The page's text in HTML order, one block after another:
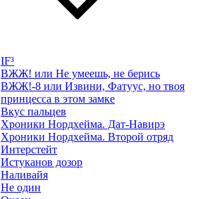
IF³
ВЖЖ! или Не умеешь, не берись
ВЖЖ!-8 или Извини, Фатуус, но твоя
принцесса в этом замке
Вкус пальцев
Хроники Нордхейма. Дат-Навирэ
Хроники Нордхейма. Второй отряд
Интерстейт
Истуканов дозор
Наливайя
Не один